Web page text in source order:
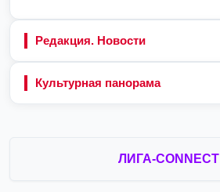
Редакция. Новости
Культурная панорама
ЛИГА-CONNECT